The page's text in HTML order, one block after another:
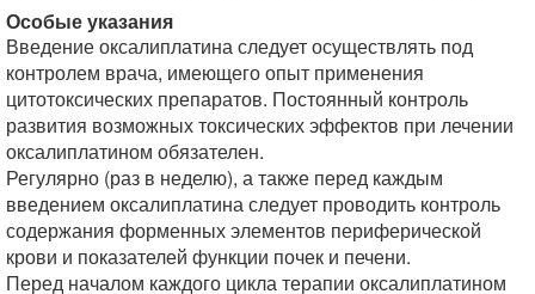
Особые указания
Введение оксалиплатина следует осуществлять под
контролем врача, имеющего опыт применения
цитотоксических препаратов. Постоянный контроль
развития возможных токсических эффектов при лечении
оксалиплатином обязателен.
Регулярно (раз в неделю), а также перед каждым
введением оксалиплатина следует проводить контроль
содержания форменных элементов периферической
крови и показателей функции почек и печени.
Перед началом каждого цикла терапии оксалиплатином